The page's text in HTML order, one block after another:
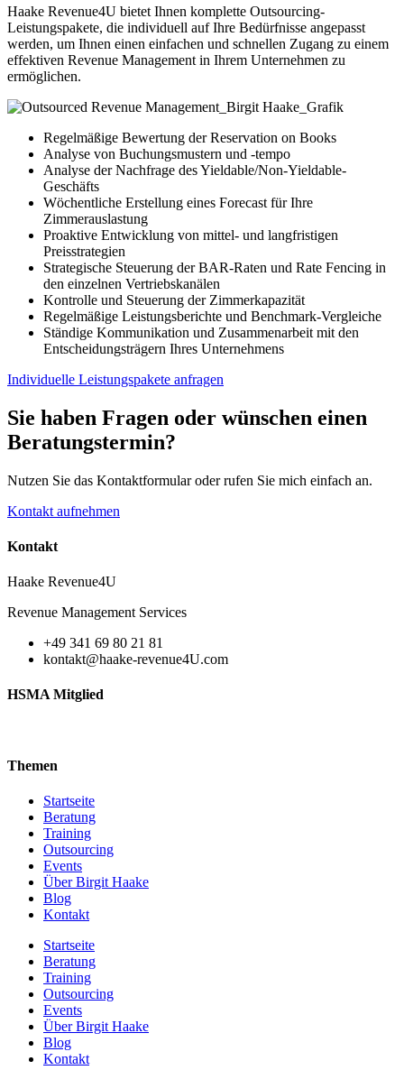
Haake Revenue4U bietet Ihnen komplette Outsourcing-
Leistungspakete, die individuell auf Ihre Bedürfnisse angepasst
werden, um Ihnen einen einfachen und schnellen Zugang zu einem
effektiven Revenue Management in Ihrem Unternehmen zu
ermöglichen.
Regelmäßige Bewertung der Reservation on Books
Analyse von Buchungsmustern und -tempo
Analyse der Nachfrage des Yieldable/Non-Yieldable-
Geschäfts
Wöchentliche Erstellung eines Forecast für Ihre
Zimmerauslastung
Proaktive Entwicklung von mittel- und langfristigen
Preisstrategien
Strategische Steuerung der BAR-Raten und Rate Fencing in
den einzelnen Vertriebskanälen
Kontrolle und Steuerung der Zimmerkapazität
Regelmäßige Leistungsberichte und Benchmark-Vergleiche
Ständige Kommunikation und Zusammenarbeit mit den
Entscheidungsträgern Ihres Unternehmens
Individuelle Leistungspakete anfragen
Sie haben Fragen oder wünschen einen
Beratungstermin?
Nutzen Sie das Kontaktformular oder rufen Sie mich einfach an.
Kontakt aufnehmen
Kontakt
Haake Revenue4U
Revenue Management Services
+49 341 69 80 21 81
kontakt@haake-revenue4U.com
HSMA Mitglied
Themen
Startseite
Beratung
Training
Outsourcing
Events
Über Birgit Haake
Blog
Kontakt
Startseite
Beratung
Training
Outsourcing
Events
Über Birgit Haake
Blog
Kontakt